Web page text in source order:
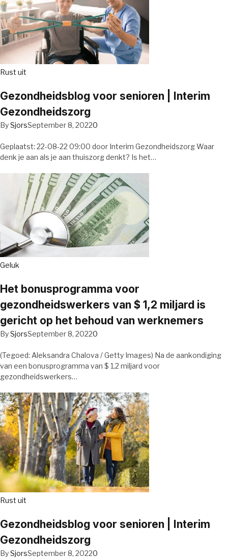
Rust uit
Gezondheidsblog voor senioren | Interim
Gezondheidszorg
BySjorsSeptember 8, 20220
Geplaatst: 22-08-22 09:00 door Interim Gezondheidszorg Waar
denk je aan als je aan thuiszorg denkt? Is het…
Geluk
Het bonusprogramma voor
gezondheidswerkers van $ 1,2 miljard is
gericht op het behoud van werknemers
BySjorsSeptember 8, 20220
(Tegoed: Aleksandra Chalova / Getty Images) Na de aankondiging
van een bonusprogramma van $ 1,2 miljard voor
gezondheidswerkers…
Rust uit
Gezondheidsblog voor senioren | Interim
Gezondheidszorg
BySjorsSeptember 8, 20220